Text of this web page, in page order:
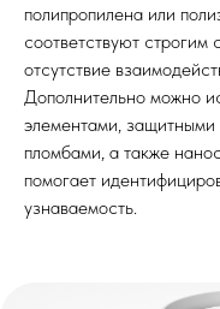
полипропилена или
соответствуют
отсутствие
Дополнительно можно
элементами,
пломбами, а также
помогает
узнаваемость.
+996
Я ознакомлен и согласен
конфиденциальности
Отправить